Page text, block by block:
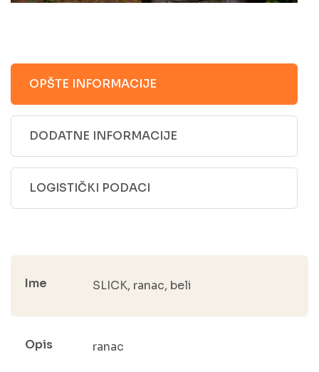
OPŠTE INFORMACIJE
DODATNE INFORMACIJE
LOGISTIČKI PODACI
Ime SLICK, ranac, beli
Opis ranac